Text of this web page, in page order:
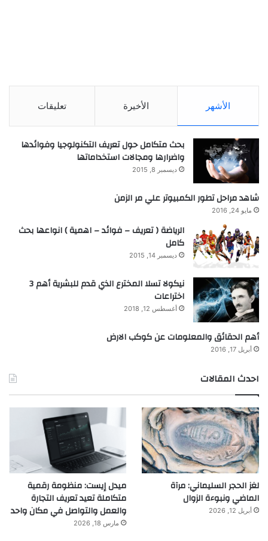
الأشهر الأخيرة تعليقات
بحث متكامل حول تعريف التكنولوجيا وفوائدها
واضرارها ومجالات استخداماتها
ديسمبر 8, 2015
شاهد مراحل تطور الكمبيوتر علي مر الزمن
مايو 24, 2016
الرياضة ( تعريف – فوائد – اهمية ) انواعها بحث
كامل
ديسمبر 14, 2015
نيكولا تسلا المخترع الذي قدم للبشرية أهم 3
اختراعات
أغسطس 12, 2018
أهم الحقائق والمعلومات عن كوكب الارض
أبريل 17, 2016
احدث المقالات
لغز الحجر السليماني: مرآة
الماضي ونبوءة الزوال
أبريل 12, 2026
ميدل إيست: منظومة رقمية
متكاملة تعيد تعريف التجارة
والعمل والتواصل في مكان واحد
مارس 18, 2026